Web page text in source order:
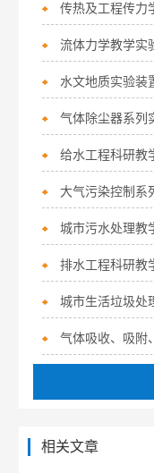
传热及工程传力
流体力学教学实
水文地质实验装
气体除尘器系列
给水工程科研教
大气污染控制系
城市污水处理教
排水工程科研教
城市生活垃圾处
气体吸收、吸附
相关文章